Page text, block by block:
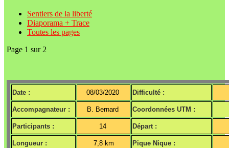
Sentiers de la liberté
Diaporama + Trace
Toutes les pages
Page 1 sur 2
Date : 08/03/2020 Difficulté :
Accompagnateur : B. Bernard Coordonnées UTM :
Participants : 14 Départ :
Longueur : 7,8 km Pique Nique :